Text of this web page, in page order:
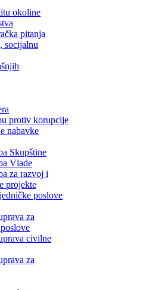
okoline
pitanja
socijalnu
protiv korupcije
nabavke
Skupštine
Vlade
za razvoj i
projekte
poslove
za
civilne
za